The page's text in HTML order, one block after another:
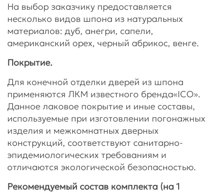
На выбор заказчику предоставляется
несколько видов шпона из натуральных
материалов: дуб, анегри, сапели,
американский орех, черный абрикос, венге.
Покрытие.
Для конечной отделки дверей из шпона
применяются ЛКМ известного бренда«ICO».
Данное лаковое покрытие и иные составы,
используемые при изготовлении погонажных
изделия и межкомнатных дверных
конструкций, соответствуют санитарно-
эпидемиологических требованиям и
отличаются экологической безопасностью.
Рекомендуемый состав комплекта (на 1